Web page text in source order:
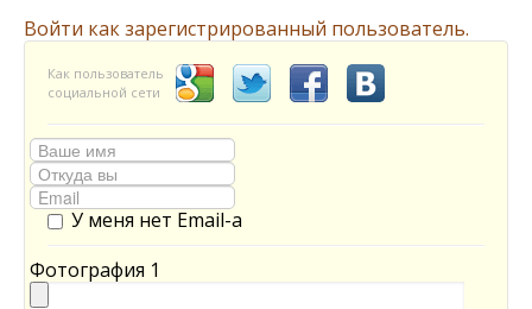
Войти как зарегистрированный пользователь.
Как пользователь
социальной сети
У меня нет Email-а
Фотография 1